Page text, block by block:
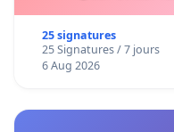
25 signatures
25 Signatures / 7 jours
6 Aug 2026